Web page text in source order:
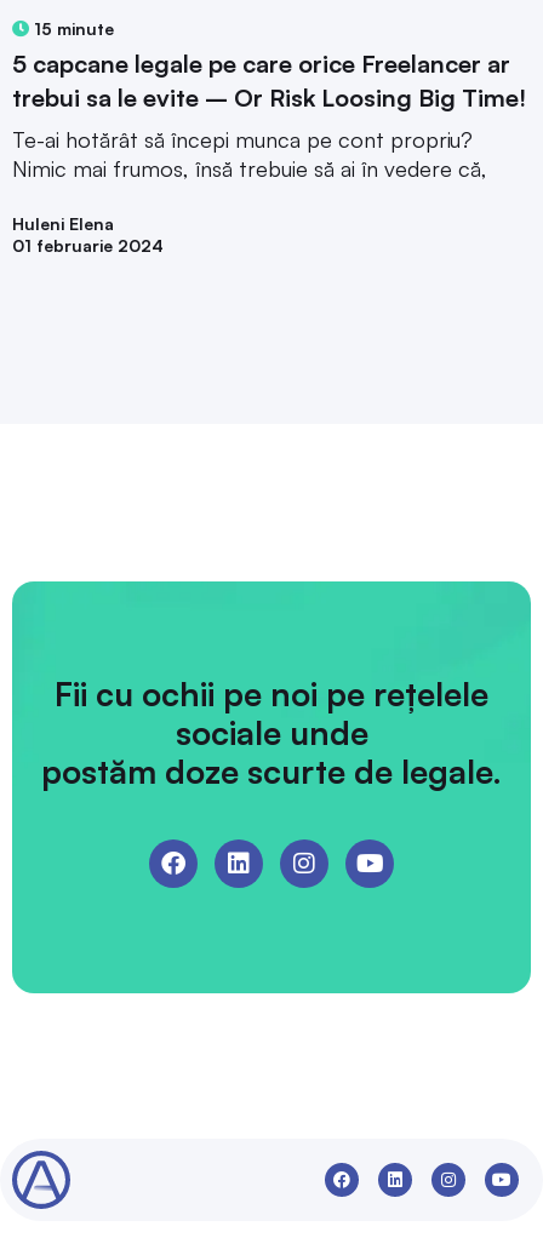
15 minute
5 capcane legale pe care orice Freelancer ar
trebui sa le evite – Or Risk Loosing Big Time!
Te-ai hotărât să începi munca pe cont propriu?
Nimic mai frumos, însă trebuie să ai în vedere că,
Huleni Elena
01 februarie 2024
Fii cu ochii pe noi pe rețelele
sociale unde
postăm doze scurte de legale.